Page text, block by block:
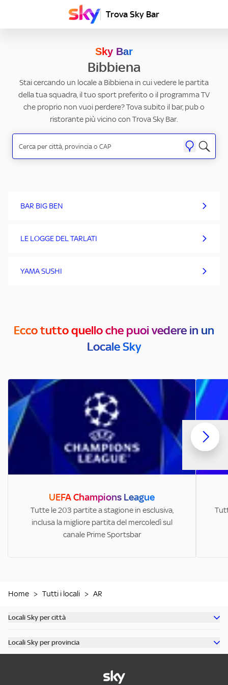
Trova Sky Bar
Sky Bar
Bibbiena
Stai cercando un locale a Bibbiena in cui vedere le partita
della tua squadra, il tuo sport preferito o il programma TV
che proprio non vuoi perdere? Tova subito il bar, pub o
ristorante più vicino con Trova Sky Bar.
BAR BIG BEN
LE LOGGE DEL TARLATI
YAMA SUSHI
Ecco tutto quello che puoi vedere in un
Locale Sky
UEFA Champions League
Tutte le 203 partite a stagione in esclusiva,
inclusa la migliore partita del mercoledì sul
canale Prime Sportsbar
Home > Tutti i locali > AR
Locali Sky per città
Scopri tutti i bar di Roma
Locali Sky per provincia
Scopri tutti i bar in provincia di Milano
Scopri tutti i bar in provincia di Roma